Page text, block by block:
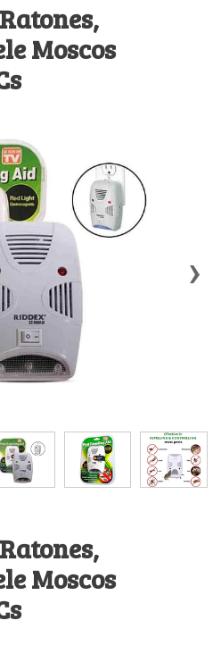
Moscos
›
Moscos